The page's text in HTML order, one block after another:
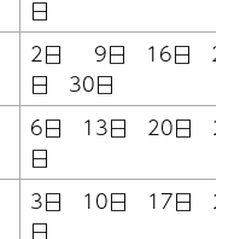
日
2日 9日 16日 23
日 30日
6日 13日 20日 27
日
3日 10日 17日 24
日